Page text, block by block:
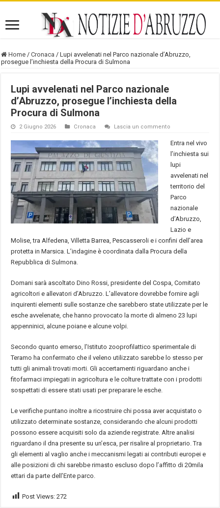
Home / Cronaca / Lupi avvelenati nel Parco nazionale d’Abruzzo,
prosegue l’inchiesta della Procura di Sulmona
Lupi avvelenati nel Parco nazionale
d’Abruzzo, prosegue l’inchiesta della
Procura di Sulmona
2 Giugno 2026 Cronaca Lascia un commento
Entra nel vivo
l’inchiesta sui
lupi
avvelenati nel
territorio del
Parco
nazionale
d’Abruzzo,
Lazio e
Molise, tra Alfedena, Villetta Barrea, Pescasseroli e i confini dell’area
protetta in Marsica. L’indagine è coordinata dalla Procura della
Repubblica di Sulmona.
Domani sarà ascoltato Dino Rossi, presidente del Cospa, Comitato
agricoltori e allevatori d’Abruzzo. L’allevatore dovrebbe fornire agli
inquirenti elementi sulle sostanze che sarebbero state utilizzate per le
esche avvelenate, che hanno provocato la morte di almeno 23 lupi
appenninici, alcune poiane e alcune volpi.
Secondo quanto emerso, l’Istituto zooprofilattico sperimentale di
Teramo ha confermato che il veleno utilizzato sarebbe lo stesso per
tutti gli animali trovati morti. Gli accertamenti riguardano anche i
fitofarmaci impiegati in agricoltura e le colture trattate con i prodotti
sospettati di essere stati usati per preparare le esche.
Le verifiche puntano inoltre a ricostruire chi possa aver acquistato o
utilizzato determinate sostanze, considerando che alcuni prodotti
possono essere acquisiti solo da aziende registrate. Altre analisi
riguardano il dna presente su un’esca, per risalire al proprietario. Tra
gli elementi al vaglio anche i meccanismi legati ai contributi europei e
alle posizioni di chi sarebbe rimasto escluso dopo l’affitto di 20mila
ettari da parte dell’Ente parco.
Post Views: 272